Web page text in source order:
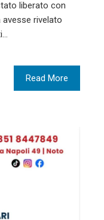
liberato con
rivelato
Read More